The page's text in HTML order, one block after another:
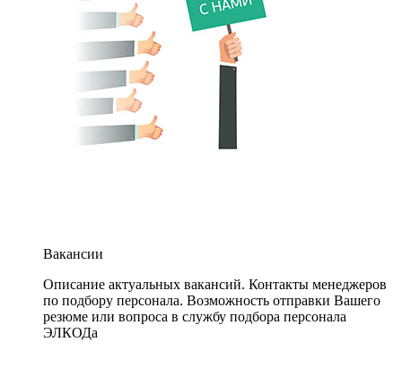
Вакансии
Описание актуальных вакансий. Контакты менеджеров
по подбору персонала. Возможность отправки Вашего
резюме или вопроса в службу подбора персонала
ЭЛКОДа